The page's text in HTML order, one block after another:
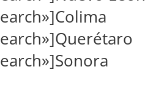
Colima
Querétaro
Sonora